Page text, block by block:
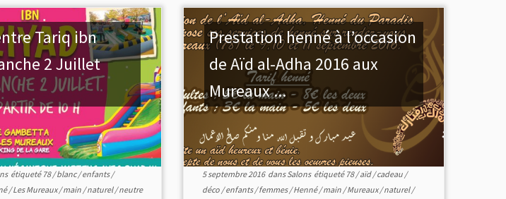
Tariq ibn
2 Juillet
étiqueté 78/blanc/enfants/
/Les Mureaux/main /naturel/neutre
Prestation henné à l’occasion
de Aïd al-Adha 2016 aux
Mureaux ...
5 septembre 2016dansSalons étiqueté 78/aïd/cadeau /
déco /enfants/femmes/Henné/main /Mureaux/naturel/